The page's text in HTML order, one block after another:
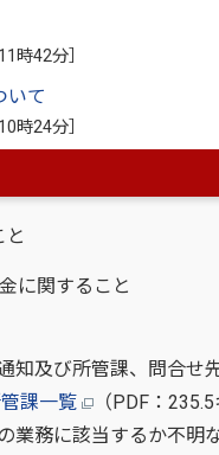
時42分
いて
時24分
と
こと
と
に関すること
及び所管課、問合せ先
課一覧
（PDF：
業務に該当するか不明